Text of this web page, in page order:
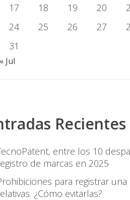
17
18 19 20
24
25 26 27
31
« Jul
Recientes
entre los 10
de marcas en 2025
para registrar
¿Cómo evitarlas?